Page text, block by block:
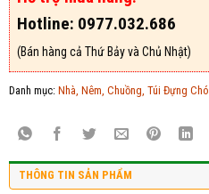
Hotline: 0977.032.686
(Bán hàng cả Thứ Bảy và Chủ Nhật)
Danh mục: Nhà, Nêm, Chuồng, Túi Đựng
THÔNG TIN SẢN PHẨM